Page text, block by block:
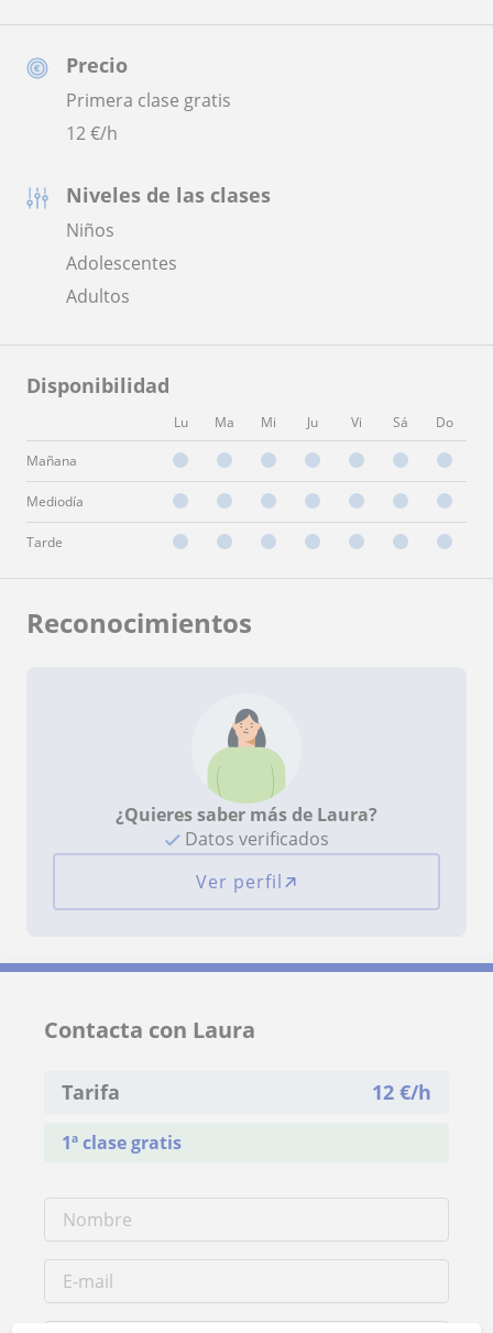
Precio
Primera clase gratis
12€/h
Niveles de las clases
Niños
Adolescentes
Adultos
Disponibilidad
Lu Ma Mi Ju Vi Sá Do
Mañana
Mediodía
Tarde
Reconocimientos
¿Quieres saber más de Laura?
Datos verificados
Ver perfil
Contacta con Laura
Tarifa 12 €/h
1ª clase gratis